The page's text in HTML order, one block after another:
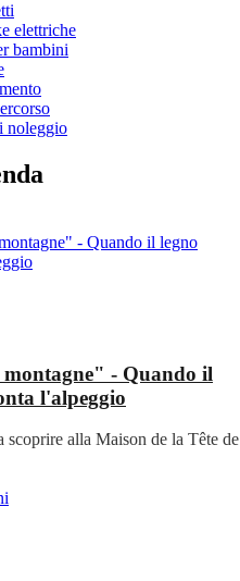
elettriche
bambini
noleggio
- Quando il
l'alpeggio
scoprire alla Maison de la Tête de